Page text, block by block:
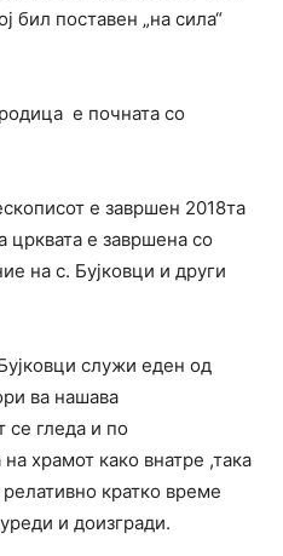
бил поставен „на сила“
е почната со
е завршен 2018та
црквата е завршена со
на с. Бујковци и други
служи еден од
ва нашава
се гледа и по
храмот како внатре ,така
кратко време
и доизгради.